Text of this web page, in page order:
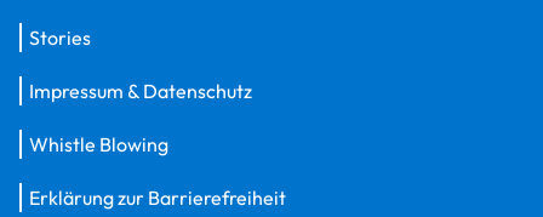
Stories
Impressum & Datenschutz
Whistle Blowing
Erklärung zur Barrierefreiheit